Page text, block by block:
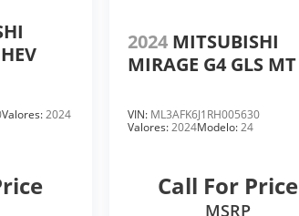
Valores:2024
2024 MITSUBISHI
MIRAGE G4 GLS MT
VIN: ML3AFK6J1RH005630
Valores:2024Modelo:24
Call For Price
MSRP